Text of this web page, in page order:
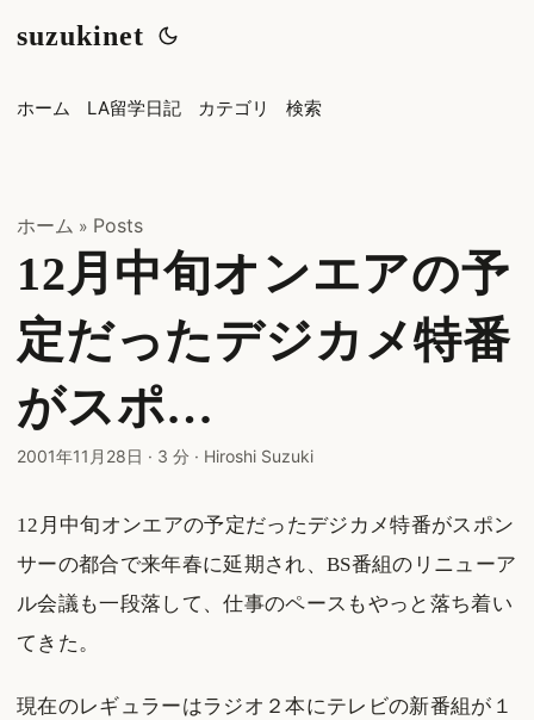
suzukinet
ホーム LA留学日記 カテゴリ 検索
ホーム » Posts
12月中旬オンエアの予
定だったデジカメ特番
がスポ…
2001年11月28日 · 3 分 · Hiroshi Suzuki
12月中旬オンエアの予定だったデジカメ特番がスポン
サーの都合で来年春に延期され、BS番組のリニューア
ル会議も一段落して、仕事のペースもやっと落ち着い
てきた。
現在のレギュラーはラジオ２本にテレビの新番組が１